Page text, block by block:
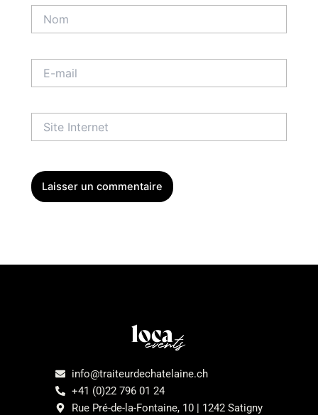
mail
Internet
info@traiteurdechatelaine.ch
+41 (0)22 796 01 24
Rue Pré-de-la-Fontaine, 10 | 1242 Satigny